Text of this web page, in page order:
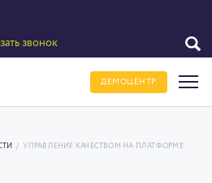
звонок
ДЕМОЦЕНТР
/
УПРАВЛЕНИЕ КАЧЕСТВОМ НА ПЛАТФОРМЕ